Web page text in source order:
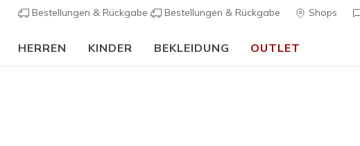
Bestellungen & Rückgabe Bestellungen & Rückgabe Shops
HERREN KINDER BEKLEIDUNG OUTLET